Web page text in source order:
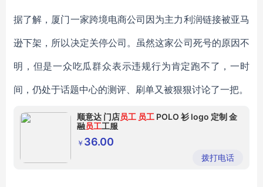
据了解，厦门一家跨境电商公司因为主力利润链接被亚马
逊下架，所以决定关停公司。虽然这家公司死号的原因不
明，但是一众吃瓜群众表示违规行为肯定跑不了，一时
间，仍处于话题中心的测评、刷单又被狠狠讨论了一把。
顺意达 门店员工 员工 POLO 衫 logo 定制 金
融员工工服
￥ 36.00
拨打电话